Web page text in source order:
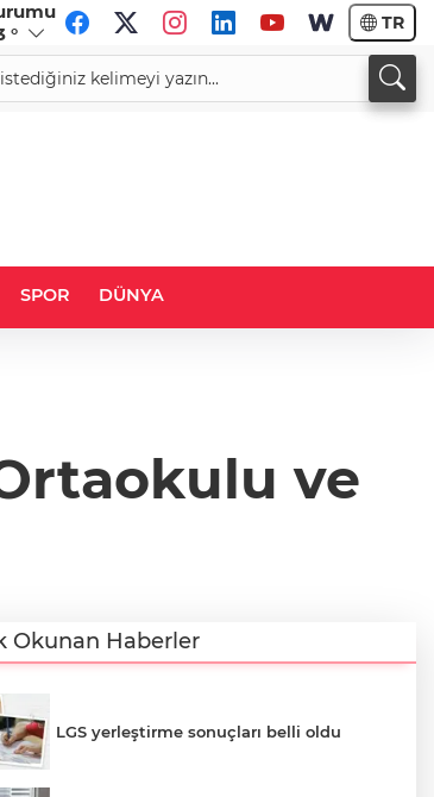
° TR
33,9695
SPOR DÜNYA
ve
Okunan Haberler
LGS yerleştirme sonuçları belli oldu